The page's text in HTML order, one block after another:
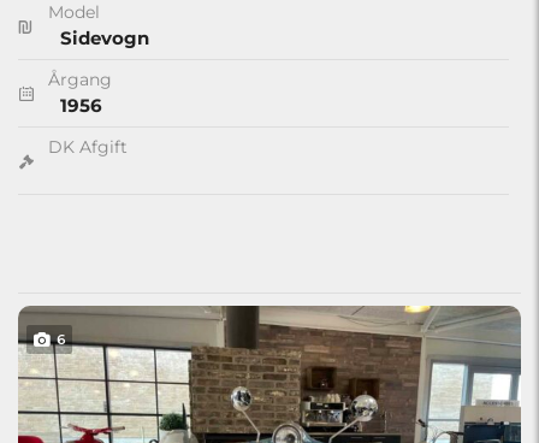
Model
Sidevogn
Årgang
1956
DK Afgift
6